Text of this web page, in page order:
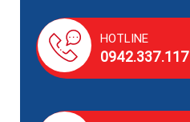
HOTLINE
0942.337.117